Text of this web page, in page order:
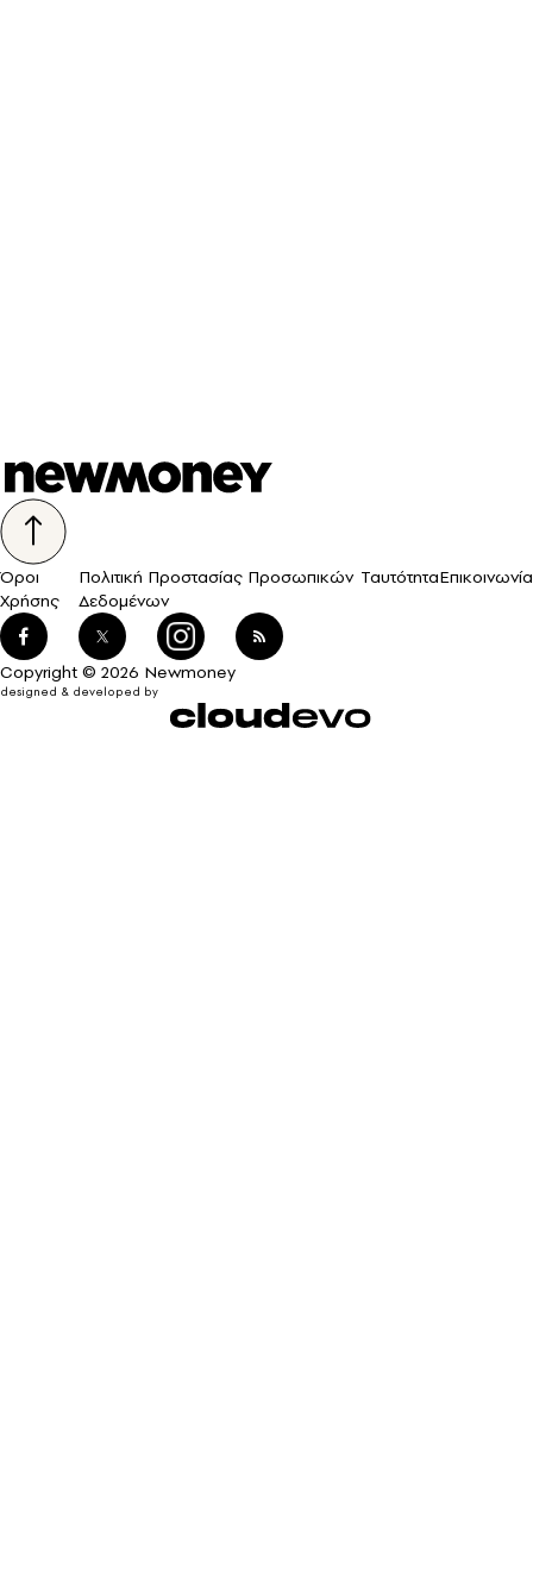
Όροι
Χρήσης
Πολιτική Προστασίας Προσωπικών
Δεδομένων
ΤαυτότηταΕπικοινωνία
Copyright © 2026 Newmoney
designed & developed by